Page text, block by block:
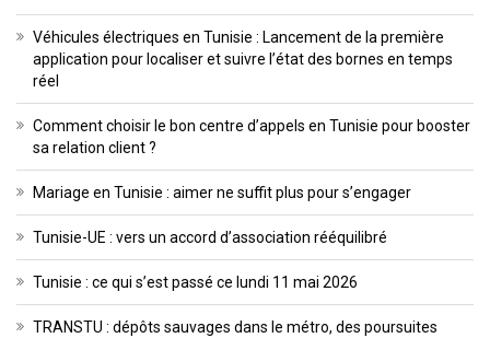
Véhicules électriques en Tunisie : Lancement de la première
application pour localiser et suivre l’état des bornes en temps
réel
Comment choisir le bon centre d’appels en Tunisie pour booster
sa relation client ?
Mariage en Tunisie : aimer ne suffit plus pour s’engager
Tunisie-UE : vers un accord d’association rééquilibré
Tunisie : ce qui s’est passé ce lundi 11 mai 2026
TRANSTU : dépôts sauvages dans le métro, des poursuites